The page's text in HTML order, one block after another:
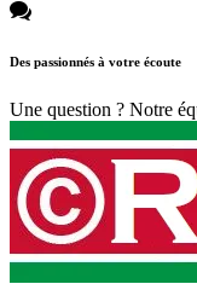
Des passionnés à votre écoute
Une question ? Notre